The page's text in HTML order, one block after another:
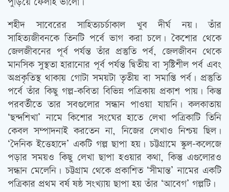
শহীদ সাবেরের সাহিত্যচর্চাকাল খুব দীর্ঘ নয়। তাঁর
সাহিত্যজীবনকে তিনটি পর্বে ভাগ করা চলে। কৈশোর থেকে
জেলজীবনের পূর্ব পর্যন্ত তাঁর প্রস্তুতি পর্ব, জেলজীবন থেকে
মানসিক সুস্থতা হারানোর পূর্ব পর্যন্ত দ্বিতীয় বা সৃষ্টিশীল পর্ব এবং
অপ্রকৃতিস্থ থাকায় গোটা সময়টা তৃতীয় বা সমাপ্তি পর্ব। প্রস্তুতি
পর্বে তাঁর কিছু গল্প-কবিতা বিভিন্ন পত্রিকায় প্রকাশ পায়। কিন্তু
পরবর্তীতে তার সবগুলোর সন্ধান পাওয়া যায়নি। কলকাতায়
‘ছন্দশিখা’ নামে কিশোর সংঘের হাতে লেখা পত্রিকাটি তিনি
কেবল সম্পাদনাই করতেন না, নিজের লেখাও নিশ্চয় ছিল।
‘দৈনিক ইত্তেহাদে’ একটি গল্প ছাপা হয়। চট্টগ্রামে স্কুল-কলেজে
পড়ার সময়ও কিছু লেখা ছাপা হওয়ার কথা, কিন্তু এগুলোরও
সন্ধান মেলেনি। চট্টগ্রাম থেকে প্রকাশিত ‘সীমান্ত’ নামের একটি
পত্রিকার প্রথম বর্ষ ষষ্ঠ সংখ্যায় ছাপা হয় তাঁর ‘আবেগ’ গল্পটি।